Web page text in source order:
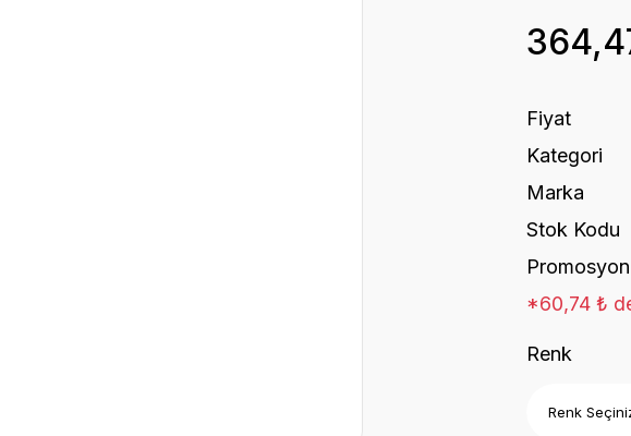
Fiyat
Kategori
Marka
Stok Kodu
Promosyon
*60,74 ₺
Renk